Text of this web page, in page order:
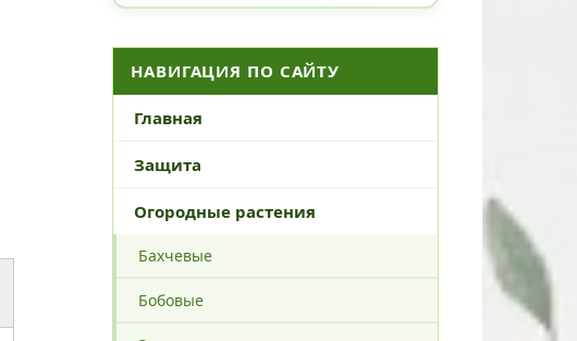
НАВИГАЦИЯ ПО САЙТУ
Главная
Защита
Огородные растения
Бахчевые
Бобовые